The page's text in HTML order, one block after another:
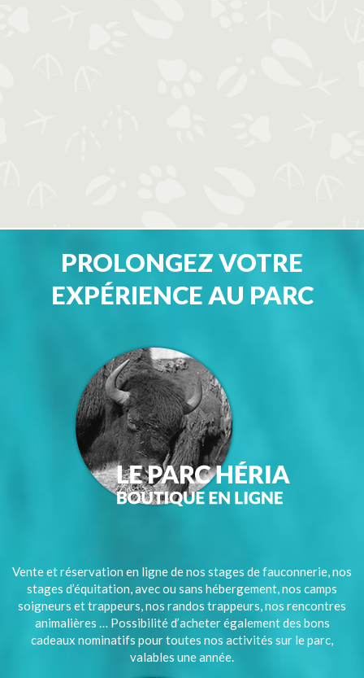
PROLONGEZ VOTRE
EXPÉRIENCE AU PARC
Vente et réservation en ligne de nos stages de fauconnerie, nos
stages d’équitation, avec ou sans hébergement, nos camps
soigneurs et trappeurs, nos randos trappeurs, nos rencontres
animalières … Possibilité d’acheter également des bons
cadeaux nominatifs pour toutes nos activités sur le parc,
valables une année.